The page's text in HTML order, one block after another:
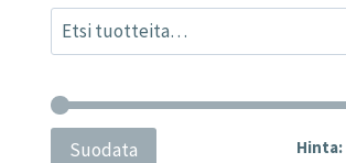
Etsi:
Suodata Hinta: